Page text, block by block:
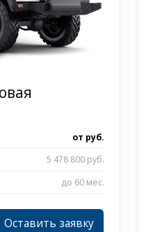
от руб.
5 478 800 руб.
до 60 мес.
Оставить заявку